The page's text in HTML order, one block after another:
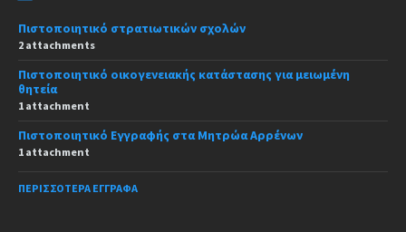
Πιστοποιητικό στρατιωτικών σχολών
2 attachments
Πιστοποιητικό οικογενειακής κατάστασης για μειωμένη
θητεία
1 attachment
Πιστοποιητικό Εγγραφής στα Μητρώα Αρρένων
1 attachment
ΠΕΡΙΣΣΌΤΕΡΑ ΈΓΓΡΑΦΑ